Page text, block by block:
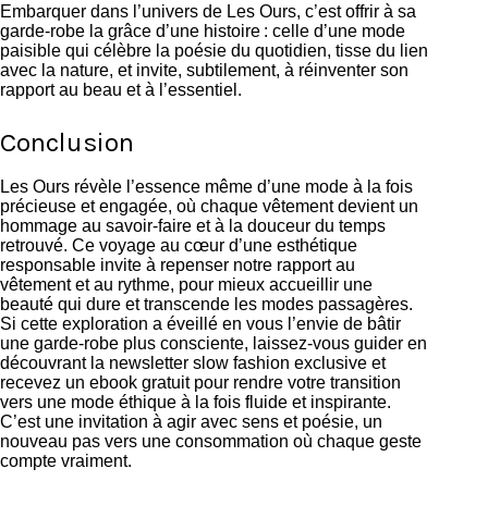
Embarquer dans l’univers de Les Ours, c’est offrir à sa
garde-robe la grâce d’une histoire : celle d’une mode
paisible qui célèbre la poésie du quotidien, tisse du lien
avec la nature, et invite, subtilement, à réinventer son
rapport au beau et à l’essentiel.
Conclusion
Les Ours révèle l’essence même d’une mode à la fois
précieuse et engagée, où chaque vêtement devient un
hommage au savoir-faire et à la douceur du temps
retrouvé. Ce voyage au cœur d’une esthétique
responsable invite à repenser notre rapport au
vêtement et au rythme, pour mieux accueillir une
beauté qui dure et transcende les modes passagères.
Si cette exploration a éveillé en vous l’envie de bâtir
une garde-robe plus consciente, laissez-vous guider en
découvrant la newsletter slow fashion exclusive et
recevez un ebook gratuit pour rendre votre transition
vers une mode éthique à la fois fluide et inspirante.
C’est une invitation à agir avec sens et poésie, un
nouveau pas vers une consommation où chaque geste
compte vraiment.